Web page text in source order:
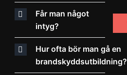
Får man något
intyg?
Hur ofta bör man gå en
brandskyddsutbildning?